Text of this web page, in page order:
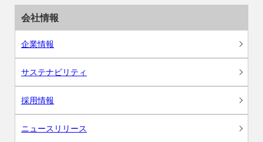
会社情報
企業情報
サステナビリティ
採用情報
ニュースリリース